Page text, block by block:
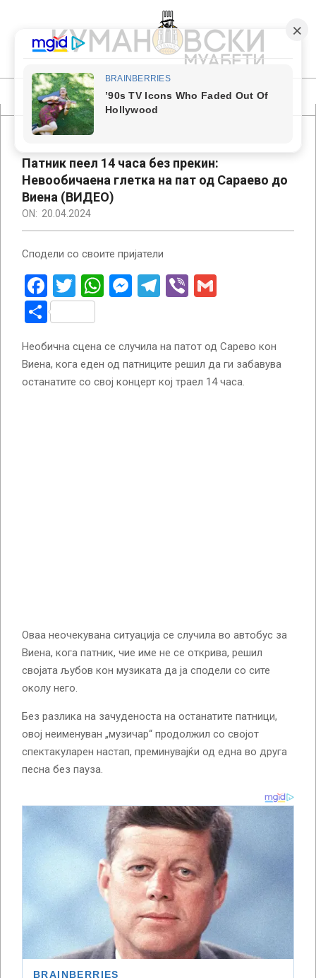
content
КУМАНОВСКИ
МУАБЕТИ
Primary
Navigation
Патник пеел 14 часа без прекин:
Невообичаена глетка на пат од Сараево до
Виена (ВИДЕО)
ON: 20.04.2024
Сподели со своите пријатели
Facebook
Twitter
WhatsApp
Messenger
Telegram
Viber
Share
Необична сцена се случила на патот од Сарево кон
Виена, кога еден од патниците решил да ги забавува
останатите со свој концерт кој траел 14 часа.
Оваа неочекувана ситуација се случила во автобус за
Виена, кога патник, чие име не се открива, решил
својата љубов кон музиката да ја сподели со сите
околу него.
Без разлика на зачуденоста на останатите патници,
овој неименуван „музичар“ продолжил со својот
спектакуларен настап, преминувајќи од една во друга
песна без пауза.